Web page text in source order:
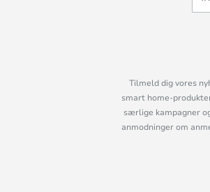
Tilmeld dig vores
smart home-
særlige kampagner
anmodninger om